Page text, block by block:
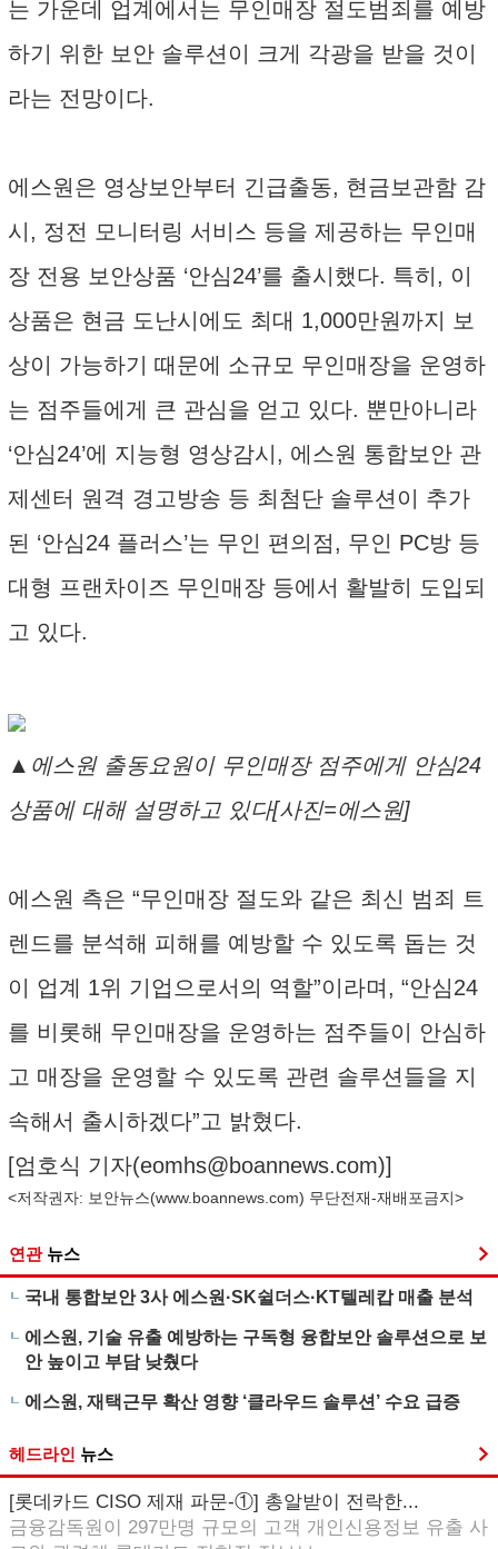
는 가운데 업계에서는 무인매장 절도범죄를 예방
하기 위한 보안 솔루션이 크게 각광을 받을 것이
라는 전망이다.
에스원은 영상보안부터 긴급출동, 현금보관함 감
시, 정전 모니터링 서비스 등을 제공하는 무인매
장 전용 보안상품 ‘안심24’를 출시했다. 특히, 이
상품은 현금 도난시에도 최대 1,000만원까지 보
상이 가능하기 때문에 소규모 무인매장을 운영하
는 점주들에게 큰 관심을 얻고 있다. 뿐만아니라
‘안심24’에 지능형 영상감시, 에스원 통합보안 관
제센터 원격 경고방송 등 최첨단 솔루션이 추가
된 ‘안심24 플러스’는 무인 편의점, 무인 PC방 등
대형 프랜차이즈 무인매장 등에서 활발히 도입되
고 있다.
▲에스원 출동요원이 무인매장 점주에게 안심24
상품에 대해 설명하고 있다[사진=에스원]
에스원 측은 “무인매장 절도와 같은 최신 범죄 트
렌드를 분석해 피해를 예방할 수 있도록 돕는 것
이 업계 1위 기업으로서의 역할”이라며, “안심24
를 비롯해 무인매장을 운영하는 점주들이 안심하
고 매장을 운영할 수 있도록 관련 솔루션들을 지
속해서 출시하겠다”고 밝혔다.
[엄호식 기자(eomhs@boannews.com)]
<저작권자: 보안뉴스(www.boannews.com) 무단전재-재배포금지>
연관 뉴스
국내 통합보안 3사 에스원·SK쉴더스·KT텔레캅 매출 분석
에스원, 기술 유출 예방하는 구독형 융합보안 솔루션으로 보
안 높이고 부담 낮췄다
에스원, 재택근무 확산 영향 ‘클라우드 솔루션’ 수요 급증
헤드라인 뉴스
[롯데카드 CISO 제재 파문-①] 총알받이 전락한...
금융감독원이 297만명 규모의 고객 개인신용정보 유출 사